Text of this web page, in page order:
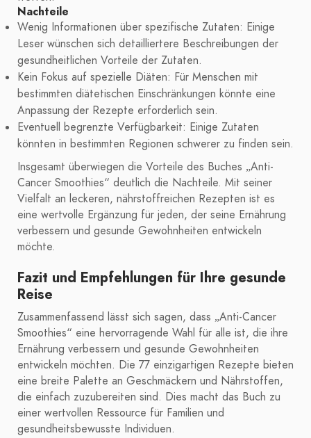
Nachteile
Wenig Informationen über spezifische Zutaten: Einige
Leser wünschen sich detailliertere Beschreibungen der
gesundheitlichen Vorteile der Zutaten.
Kein Fokus auf spezielle Diäten: Für Menschen mit
bestimmten diätetischen Einschränkungen könnte eine
Anpassung der Rezepte erforderlich sein.
Eventuell begrenzte Verfügbarkeit: Einige Zutaten
könnten in bestimmten Regionen schwerer zu finden sein.
Insgesamt überwiegen die Vorteile des Buches „Anti-
Cancer Smoothies“ deutlich die Nachteile. Mit seiner
Vielfalt an leckeren, nährstoffreichen Rezepten ist es
eine wertvolle Ergänzung für jeden, der seine Ernährung
verbessern und gesunde Gewohnheiten entwickeln
möchte.
Fazit und Empfehlungen für Ihre gesunde
Reise
Zusammenfassend lässt sich sagen, dass „Anti-Cancer
Smoothies“ eine hervorragende Wahl für alle ist, die ihre
Ernährung verbessern und gesunde Gewohnheiten
entwickeln möchten. Die 77 einzigartigen Rezepte bieten
eine breite Palette an Geschmäckern und Nährstoffen,
die einfach zuzubereiten sind. Dies macht das Buch zu
einer wertvollen Ressource für Familien und
gesundheitsbewusste Individuen.